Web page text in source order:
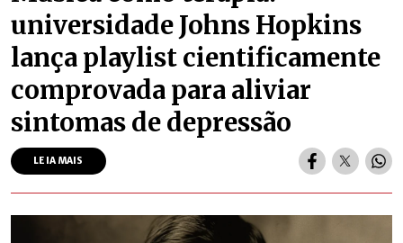
universidade Johns Hopkins
lança playlist cientificamente
comprovada para aliviar
sintomas de depressão
LEIA MAIS